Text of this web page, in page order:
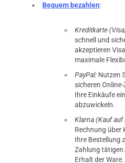
Bequem bezahlen:
Kreditkarte
schnell und
akzeptieren
maximale
PayPal: Nutzen
sicheren
Ihre Einkäufe
abzuwickeln.
Klarna (Kauf auf
Rechnung über
Ihre Bestellung
Zahlung
Erhalt der Ware.